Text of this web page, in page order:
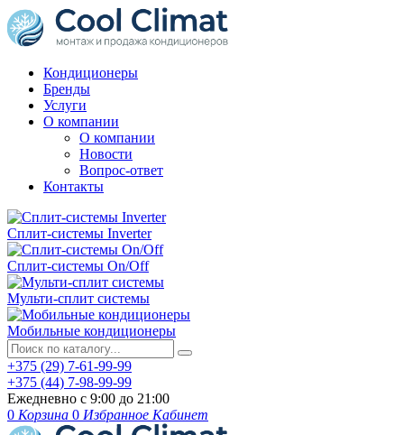
Кондиционеры
Бренды
Услуги
О компании
О компании
Новости
Вопрос-ответ
Контакты
Сплит-системы Inverter
Сплит-системы On/Off
Мульти-сплит системы
Мобильные кондиционеры
+375 (29) 7-61-99-99
+375 (44) 7-98-99-99
Ежедневно с 9:00 до 21:00
0 Корзина 0 Избранное Кабинет